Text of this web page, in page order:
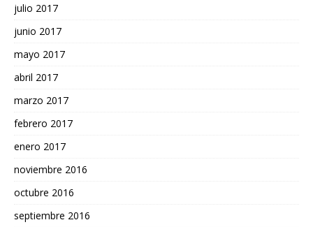
julio 2017
junio 2017
mayo 2017
abril 2017
marzo 2017
febrero 2017
enero 2017
noviembre 2016
octubre 2016
septiembre 2016